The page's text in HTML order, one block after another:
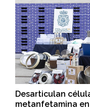
Desarticulan
metanfetamina en